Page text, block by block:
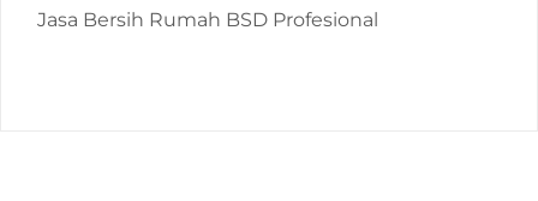
Jasa Bersih Rumah BSD Profesional